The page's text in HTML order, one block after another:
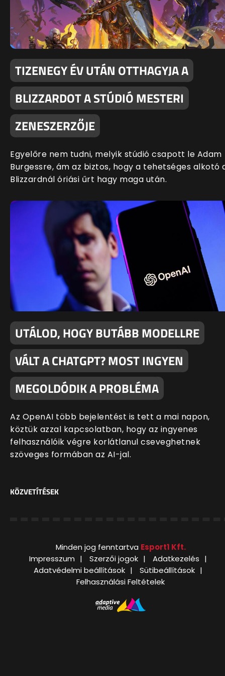
TIZENEGY ÉV UTÁN OTTHAGYJA A
BLIZZARDOT A STÚDIÓ MESTERI
ZENESZERZŐJE
Egyelőre nem tudni, melyik stúdió csapott le Adam
Burgessre, ám az biztos, hogy a tehetséges alkotó
Blizzardnál óriási űrt hagy maga után.
UTÁLOD, HOGY BUTÁBB MODELLRE
VÁLT A CHATGPT? MOST INGYEN
MEGOLDÓDIK A PROBLÉMA
Az OpenAI több bejelentést is tett a mai napon,
köztük azzal kapcsolatban, hogy az ingyenes
felhasználóik végre korlátlanul cseveghetnek
szöveges formában az AI-jal.
KÖZVETÍTÉSEK
Minden jog fenntartva Esport1 Kft.
Impresszum
Szerzői jogok
Adatkezelés
Adatvédelmi beállítások
Sütibeállítások
Felhasználási Feltételek